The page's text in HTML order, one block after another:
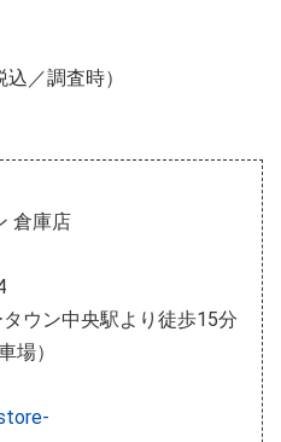
／調査時）
倉庫店
ウン中央駅より徒歩15分
場）